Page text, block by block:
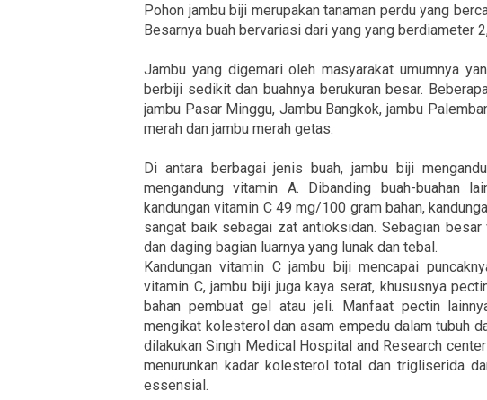
Pohon jambu biji merupakan tanaman perdu yang
Besarnya buah bervariasi dari yang yang berdiameter
Jambu yang digemari oleh masyarakat umumnya
berbiji sedikit dan buahnya berukuran besar.
jambu Pasar Minggu, Jambu Bangkok, jambu
merah dan jambu merah getas.
Di antara berbagai jenis buah, jambu biji
mengandung vitamin A. Dibanding buah-buahan
kandungan vitamin C 49 mg/100 gram bahan,
sangat baik sebagai zat antioksidan. Sebagian
dan daging bagian luarnya yang lunak dan tebal.
Kandungan vitamin C jambu biji mencapai
vitamin C, jambu biji juga kaya serat, khususnya
bahan pembuat gel atau jeli. Manfaat pectin
mengikat kolesterol dan asam empedu dalam tubuh
dilakukan Singh Medical Hospital and Research
menurunkan kadar kolesterol total dan trigliserida
essensial.